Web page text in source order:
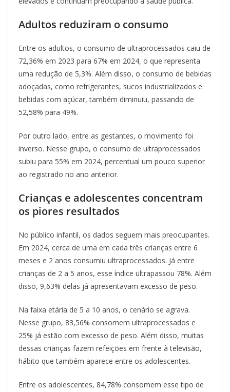
Adultos reduziram o consumo
Entre os adultos, o consumo de ultraprocessados caiu de
72,36% em 2023 para 67% em 2024, o que representa
uma redução de 5,3%. Além disso, o consumo de bebidas
adoçadas, como refrigerantes, sucos industrializados e
bebidas com açúcar, também diminuiu, passando de
52,58% para 49%.
Por outro lado, entre as gestantes, o movimento foi
inverso. Nesse grupo, o consumo de ultraprocessados
subiu para 55% em 2024, percentual um pouco superior
ao registrado no ano anterior.
Crianças e adolescentes concentram
os piores resultados
No público infantil, os dados seguem mais preocupantes.
Em 2024, cerca de uma em cada três crianças entre 6
meses e 2 anos consumiu ultraprocessados. Já entre
crianças de 2 a 5 anos, esse índice ultrapassou 78%. Além
disso, 9,63% delas já apresentavam excesso de peso.
Na faixa etária de 5 a 10 anos, o cenário se agrava.
Nesse grupo, 83,56% consomem ultraprocessados e
25% já estão com excesso de peso. Além disso, muitas
dessas crianças fazem refeições em frente à televisão,
hábito que também aparece entre os adolescentes.
Entre os adolescentes, 84,78% consomem esse tipo de